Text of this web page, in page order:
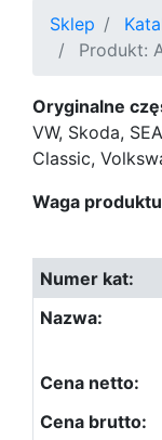
Sklep
Produkt:
Oryginalne
VW, Skoda,
Classic,
Waga